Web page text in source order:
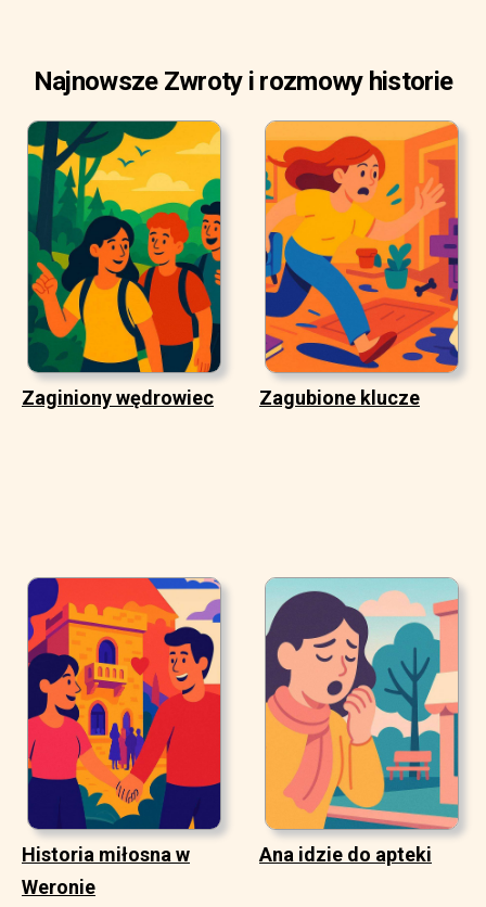
Najnowsze Zwroty i rozmowy historie
Zaginiony wędrowiec Zagubione klucze
Historia miłosna w
Weronie
Ana idzie do apteki